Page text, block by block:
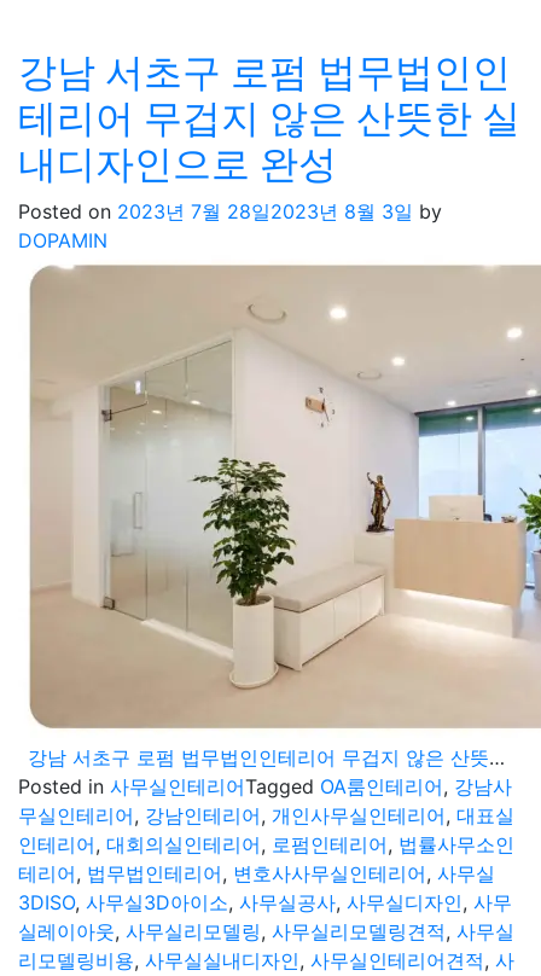
강남 서초구 로펌 법무법인인
테리어 무겁지 않은 산뜻한 실
내디자인으로 완성
Posted on 2023년 7월 28일2023년 8월 3일 by
DOPAMIN
강남 서초구 로펌 법무법인인테리어 무겁지 않은 산뜻한 실내디자인으로 완성
Posted in 사무실인테리어Tagged OA룸인테리어, 강남사
무실인테리어, 강남인테리어, 개인사무실인테리어, 대표실
인테리어, 대회의실인테리어, 로펌인테리어, 법률사무소인
테리어, 법무법인테리어, 변호사사무실인테리어, 사무실
3DISO, 사무실3D아이소, 사무실공사, 사무실디자인, 사무
실레이아웃, 사무실리모델링, 사무실리모델링견적, 사무실
리모델링비용, 사무실실내디자인, 사무실인테리어견적, 사